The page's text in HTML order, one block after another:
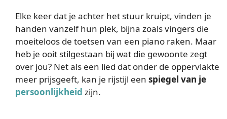
Elke keer dat je achter het stuur kruipt, vinden je
handen vanzelf hun plek, bijna zoals vingers die
moeiteloos de toetsen van een piano raken. Maar
heb je ooit stilgestaan bij wat die gewoonte zegt
over jou? Net als een lied dat onder de oppervlakte
meer prijsgeeft, kan je rijstijl een spiegel van je
persoonlijkheid zijn.